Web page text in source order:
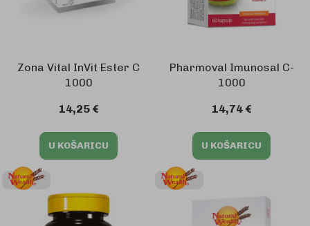
Zona Vital InVit Ester C
1000
14,25 €
U KOŠARICU
Pharmoval Imunosal C-
1000
14,74 €
U KOŠARICU